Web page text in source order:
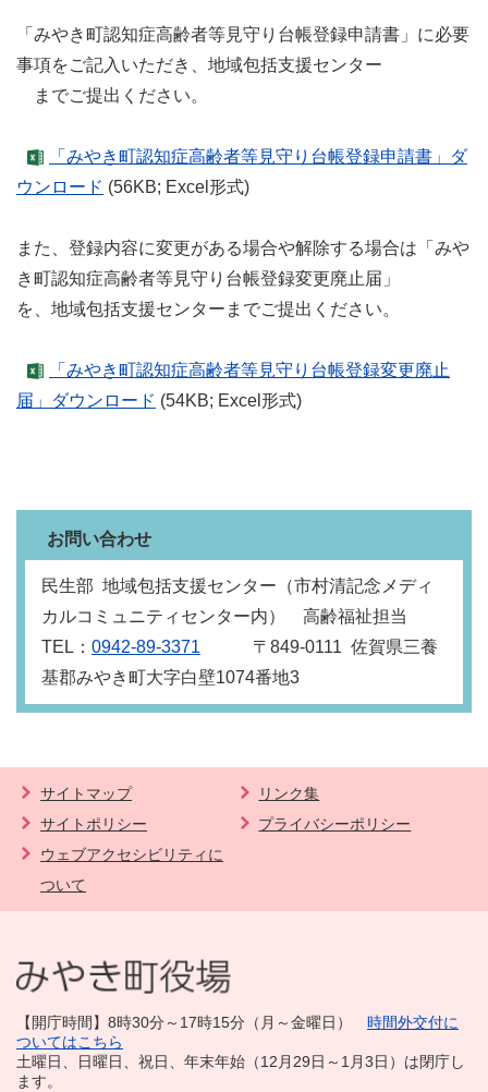
「みやき町認知症高齢者等見守り台帳登録申請書」に必要
事項をご記入いただき、地域包括支援センター
までご提出ください。
「みやき町認知症高齢者等見守り台帳登録申請書」ダ
ウンロード (56KB; Excel形式)
また、登録内容に変更がある場合や解除する場合は「みや
き町認知症高齢者等見守り台帳登録変更廃止届」
を、地域包括支援センターまでご提出ください。
「みやき町認知症高齢者等見守り台帳登録変更廃止
届」ダウンロード (54KB; Excel形式)
お問い合わせ
民生部 地域包括支援センター（市村清記念メディ
カルコミュニティセンター内） 高齢福祉担当
TEL： 0942-89-3371 〒849‐0111 佐賀県三養
基郡みやき町大字白壁1074番地3
サイトマップ
リンク集
サイトポリシー
プライバシーポリシー
ウェブアクセシビリティに
ついて
【開庁時間】8時30分～17時15分（月～金曜日） 時間外交付に
ついてはこちら
土曜日、日曜日、祝日、年末年始（12月29日～1月3日）は閉庁し
ます。